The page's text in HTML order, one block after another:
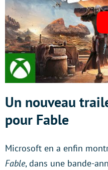
Un nouveau
pour Fable
Microsoft en a enfin
Fable, dans une bande-